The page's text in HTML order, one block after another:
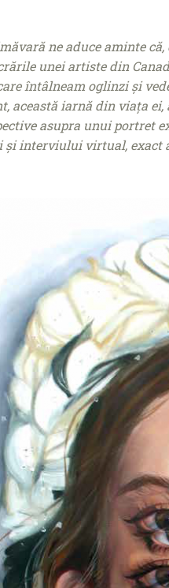
ne aduce aminte
unei artiste din
întâlneam oglinzi și
această iarnă din viața
asupra unui portret
interviului virtual, exact